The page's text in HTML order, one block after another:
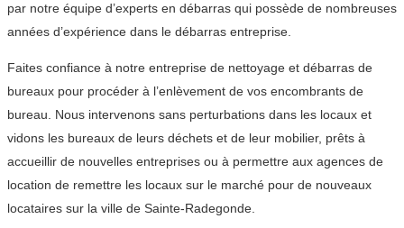
par notre équipe d’experts en débarras qui possède de nombreuses
années d’expérience dans le débarras entreprise.
Faites confiance à notre entreprise de nettoyage et débarras de
bureaux pour procéder à l’enlèvement de vos encombrants de
bureau. Nous intervenons sans perturbations dans les locaux et
vidons les bureaux de leurs déchets et de leur mobilier, prêts à
accueillir de nouvelles entreprises ou à permettre aux agences de
location de remettre les locaux sur le marché pour de nouveaux
locataires sur la ville de Sainte-Radegonde.